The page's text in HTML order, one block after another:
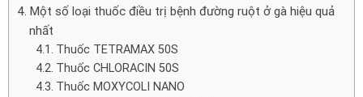
Một số loại thuốc điều trị bệnh đường ruột ở gà hiệu quả
nhất
Thuốc TETRAMAX 50S
Thuốc CHLORACIN 50S
Thuốc MOXYCOLI NANO